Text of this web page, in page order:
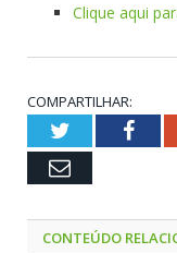
Clique aqui
COMPARTILHAR:
Twitter
Email
CONTEÚDO